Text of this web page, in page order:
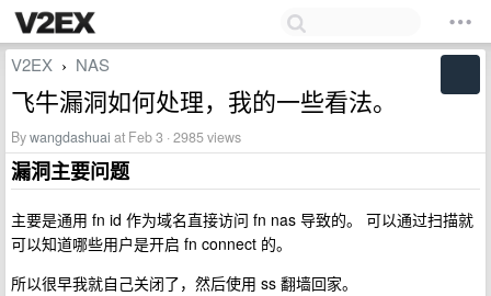
V2EX › NAS
飞牛漏洞如何处理，我的一些看法。
Bywangdashuai at Feb 3 · 2985 views
漏洞主要问题
主要是通用 fn id 作为域名直接访问 fn nas 导致的。 可以通过扫描就
可以知道哪些用户是开启 fn connect 的。
所以很早我就自己关闭了，然后使用 ss 翻墙回家。